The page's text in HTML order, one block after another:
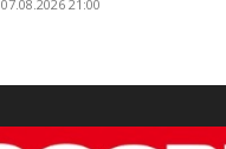
07.08.2026 21:00